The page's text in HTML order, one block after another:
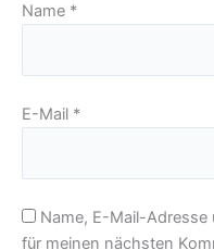
Name *
E-Mail *
Name, E-Mail-Adresse
für meinen nächsten